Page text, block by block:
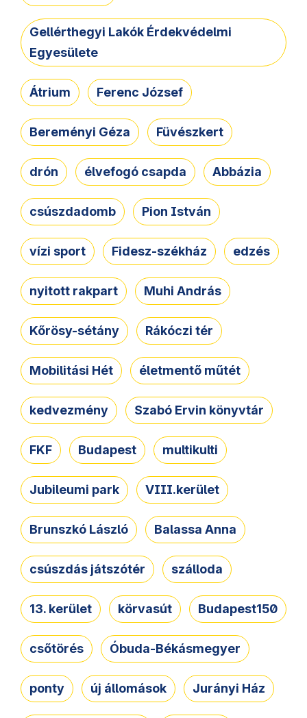
Gellérthegyi Lakók Érdekvédelmi
Egyesülete
Átrium Ferenc József
Bereményi Géza Füvészkert
drón élvefogó csapda Abbázia
csúszdadomb Pion István
vízi sport Fidesz-székház edzés
nyitott rakpart Muhi András
Kőrösy-sétány Rákóczi tér
Mobilitási Hét életmentő műtét
kedvezmény Szabó Ervin könyvtár
FKF Budapest multikulti
Jubileumi park VIII.kerület
Brunszkó László Balassa Anna
csúszdás játszótér szálloda
13. kerület körvasút Budapest150
csőtörés Óbuda-Békásmegyer
ponty új állomások Jurányi Ház